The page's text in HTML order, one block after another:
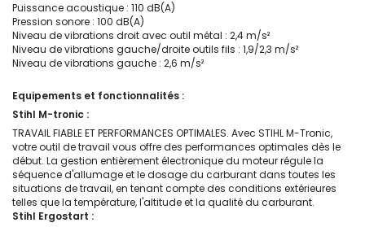
Puissance acoustique : 110 dB(A)
Pression sonore : 100 dB(A)
Niveau de vibrations droit avec outil métal : 2,4 m/s²
Niveau de vibrations gauche/droite outils fils : 1,9/2,3 m/s²
Niveau de vibrations gauche : 2,6 m/s²
Equipements et fonctionnalités :
Stihl M-tronic :
TRAVAIL FIABLE ET PERFORMANCES OPTIMALES. Avec STIHL M-Tronic,
votre outil de travail vous offre des performances optimales dès le
début. La gestion entièrement électronique du moteur régule la
séquence d'allumage et le dosage du carburant dans toutes les
situations de travail, en tenant compte des conditions extérieures
telles que la température, l'altitude et la qualité du carburant.
Stihl Ergostart :